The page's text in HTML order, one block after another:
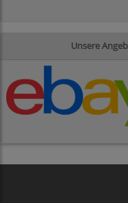
Unsere